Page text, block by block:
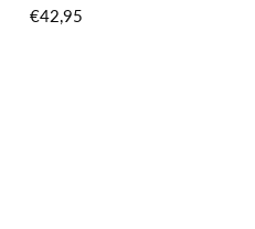
Angebotspreis
€42,95